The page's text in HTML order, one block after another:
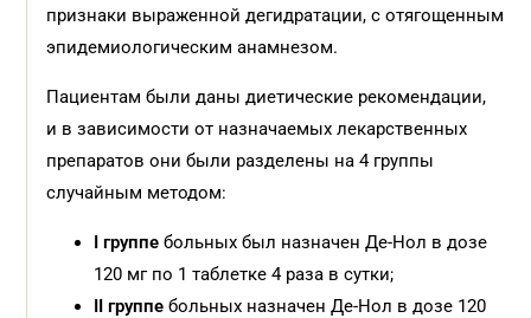
признаки выраженной дегидратации, с отягощенным
эпидемиологическим анамнезом.
Пациентам были даны диетические рекомендации,
и в зависимости от назначаемых лекарственных
препаратов они были разделены на 4 группы
случайным методом:
I группебольных был назначен Де-Нол в дозе
120 мг по 1 таблетке 4 раза в сутки;
II группебольных назначен Де-Нол в дозе 120